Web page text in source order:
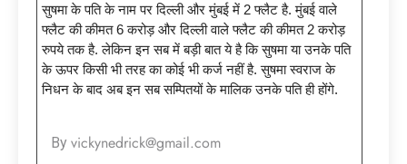
सुषमा के पति के नाम पर दिल्ली और मुंबई में 2 फ्लैट है. मुंबई वाले
फ्लैट की कीमत 6 करोड़ और दिल्ली वाले फ्लैट की कीमत 2 करोड़
रुपये तक है. लेकिन इन सब में बड़ी बात ये है कि सुषमा या उनके पति
के ऊपर किसी भी तरह का कोई भी कर्ज नहीं है. सुषमा स्वराज के
निधन के बाद अब इन सब सम्पितयों के मालिक उनके पति ही होंगे.
By vickynedrick@gmail.com